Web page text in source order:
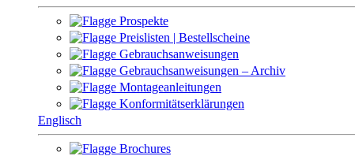
Prospekte
Preislisten | Bestellscheine
Gebrauchsanweisungen
Gebrauchsanweisungen – Archiv
Montageanleitungen
Konformitätserklärungen
Englisch
Brochures